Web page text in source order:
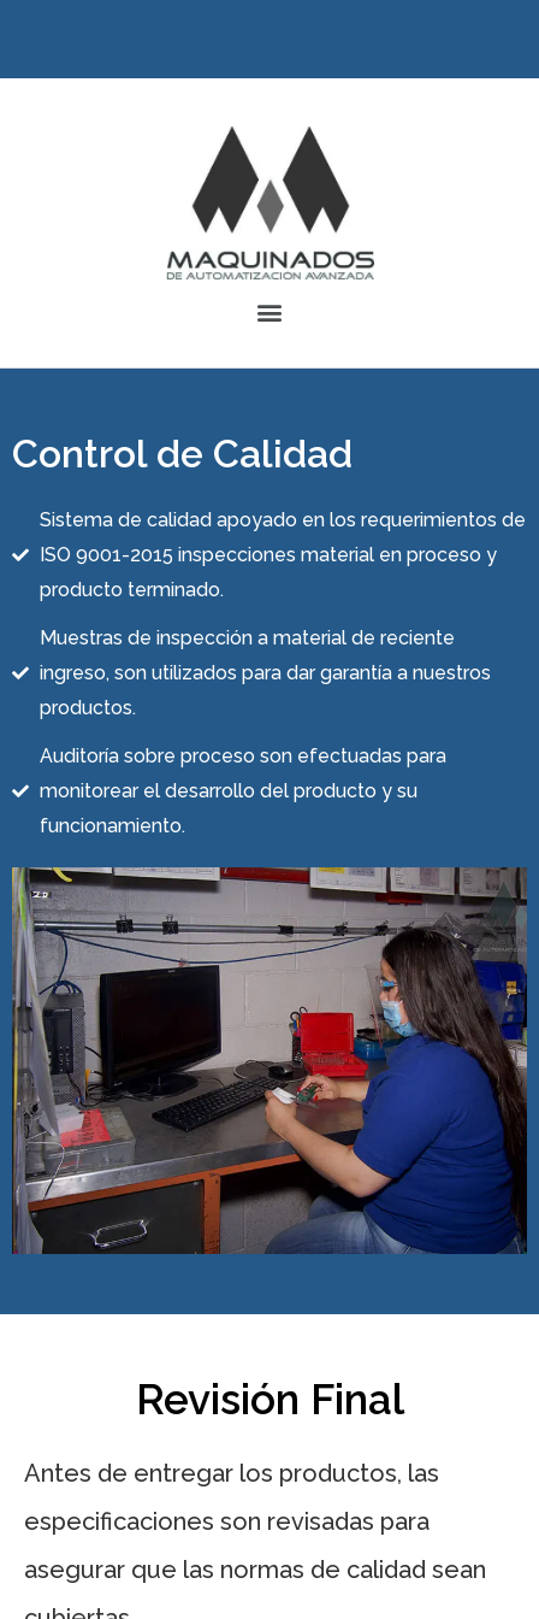
Control de Calidad
Sistema de calidad apoyado en los requerimientos de
ISO 9001-2015 inspecciones material en proceso y
producto terminado.
Muestras de inspección a material de reciente
ingreso, son utilizados para dar garantía a nuestros
productos.
Auditoría sobre proceso son efectuadas para
monitorear el desarrollo del producto y su
funcionamiento.
Revisión Final
Antes de entregar los productos, las
especificaciones son revisadas para
asegurar que las normas de calidad sean